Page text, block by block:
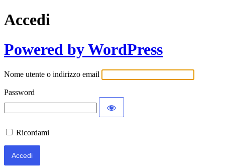
Accedi
Powered by WordPress
Nome utente o indirizzo email
Password
Ricordami